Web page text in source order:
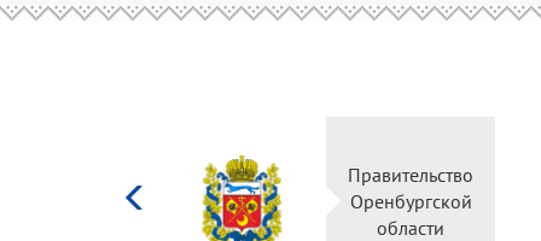
Правительство
Оренбургской
области